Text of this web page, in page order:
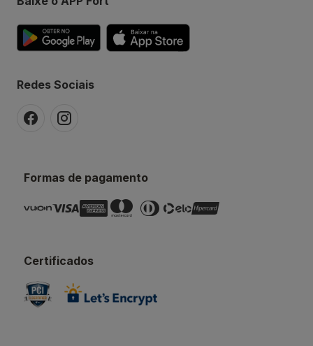
Redes Sociais
Formas de pagamento
Certificados